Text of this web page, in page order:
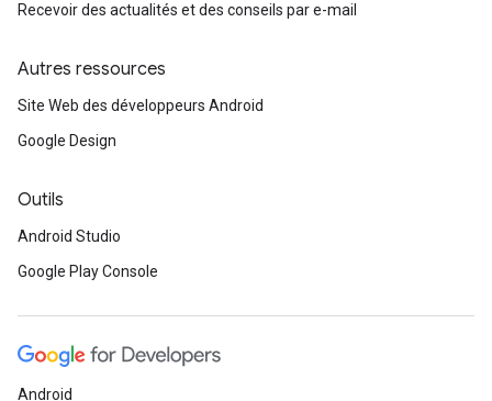
Recevoir des actualités et des conseils par e-mail
Autres ressources
Site Web des développeurs Android
Google Design
Outils
Android Studio
Google Play Console
Android